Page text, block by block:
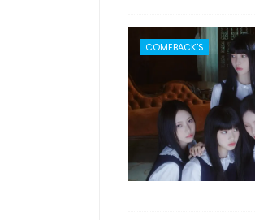
COMEBACK'S